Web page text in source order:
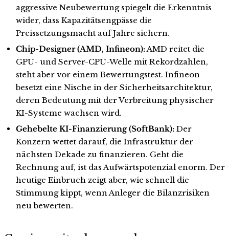
aggressive Neubewertung spiegelt die Erkenntnis
wider, dass Kapazitätsengpässe die
Preissetzungsmacht auf Jahre sichern.
Chip-Designer (AMD, Infineon):AMD reitet die
GPU- und Server-CPU-Welle mit Rekordzahlen,
steht aber vor einem Bewertungstest. Infineon
besetzt eine Nische in der Sicherheitsarchitektur,
deren Bedeutung mit der Verbreitung physischer
KI-Systeme wachsen wird.
Gehebelte KI-Finanzierung (SoftBank):Der
Konzern wettet darauf, die Infrastruktur der
nächsten Dekade zu finanzieren. Geht die
Rechnung auf, ist das Aufwärtspotenzial enorm. Der
heutige Einbruch zeigt aber, wie schnell die
Stimmung kippt, wenn Anleger die Bilanzrisiken
neu bewerten.